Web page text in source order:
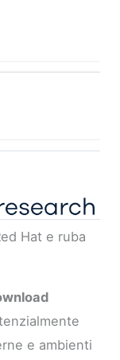
Hat e ruba
e ambienti